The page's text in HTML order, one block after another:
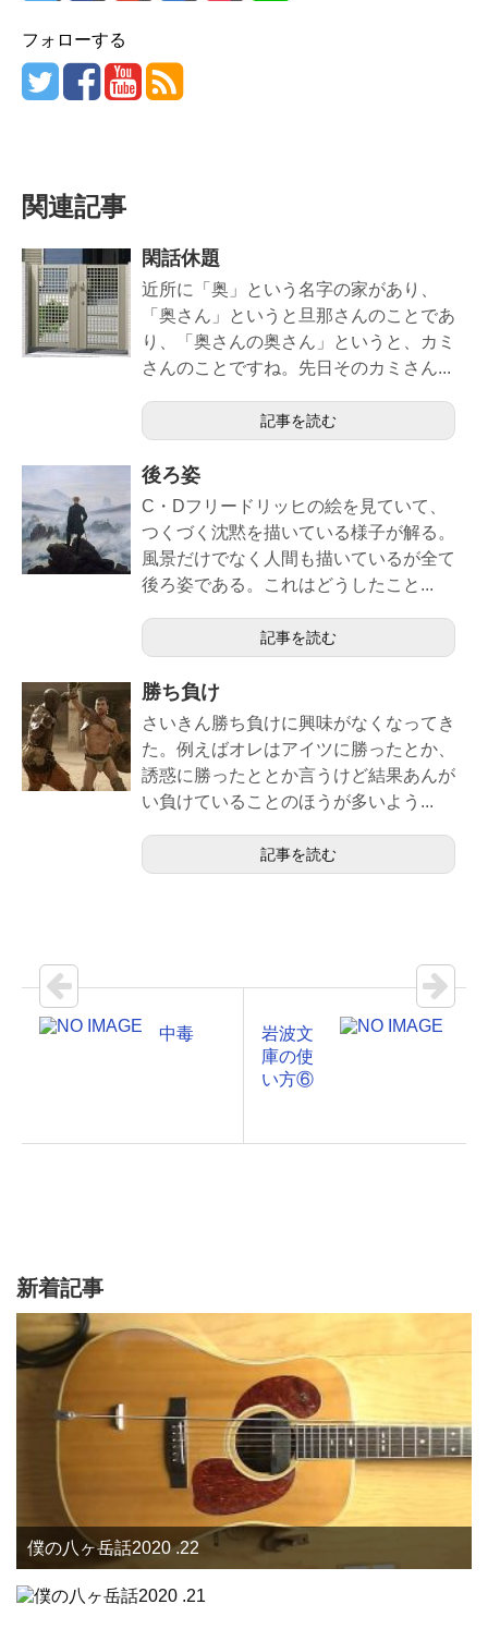
フォローする
関連記事
閑話休題
近所に「奥」という名字の家があり、
「奥さん」というと旦那さんのことであ
り、「奥さんの奥さん」というと、カミ
さんのことですね。先日そのカミさん...
記事を読む
後ろ姿
C・Dフリードリッヒの絵を見ていて、
つくづく沈黙を描いている様子が解る。
風景だけでなく人間も描いているが全て
後ろ姿である。これはどうしたこと...
記事を読む
勝ち負け
さいきん勝ち負けに興味がなくなってき
た。例えばオレはアイツに勝ったとか、
誘惑に勝ったととか言うけど結果あんが
い負けていることのほうが多いよう...
記事を読む
中毒
岩波文
庫の使
い方⑥
新着記事
僕の八ヶ岳話2020 .22